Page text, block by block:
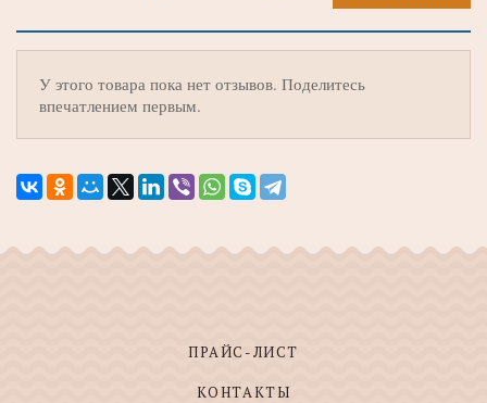
У этого товара пока нет отзывов. Поделитесь
впечатлением первым.
ПРАЙС-ЛИСТ
КОНТАКТЫ